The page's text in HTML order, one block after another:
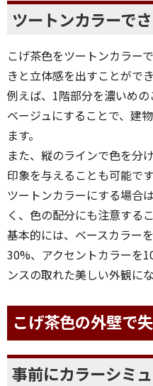
ツートンカラーで
こげ茶色をツートンカラー
きと立体感を出すことができ
例えば、1階部分を濃いめ
ベージュにすることで、建
ます。
また、縦のラインで色を分
印象を与えることも可能です
ツートンカラーにする場合
く、色の配分にも注意する
基本的には、ベースカラー
30%、アクセントカラーを
ンスの取れた美しい外観にな
こげ茶色の外壁で
事前にカラーシミ